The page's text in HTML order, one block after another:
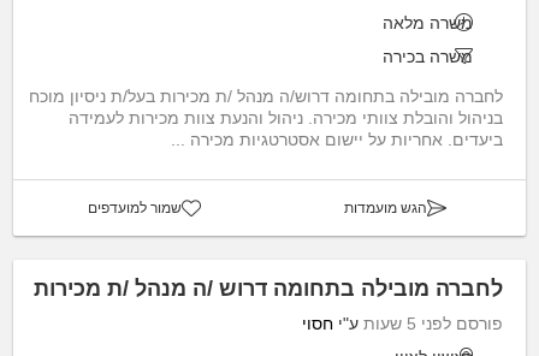
משרה מלאה
משרה בכירה
לחברה מובילה בתחומה דרוש/ה מנהל /ת מכירות בעל/ת ניסיון מוכח
בניהול והובלת צוותי מכירה. ניהול והנעת צוות מכירות לעמידה
ביעדים. אחריות על יישום אסטרטגיות מכירה ...
הגש מועמדות שמור למועדפים
לחברה מובילה בתחומה דרוש /ה מנהל /ת מכירות
פורסם לפני 5 שעות ע"י חסוי